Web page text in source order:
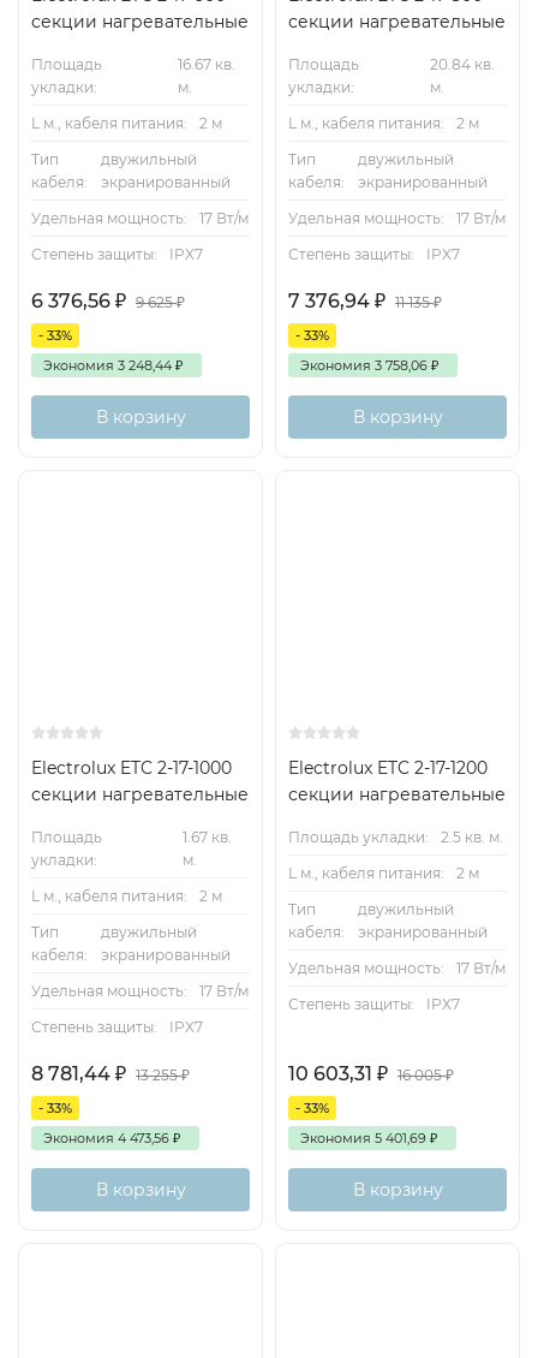
секции нагревательные
Площадь
укладки:
16.67 кв.
м.
L м., кабеля питания:
2 м
Тип
кабеля:
двужильный
экранированный
Удельная мощность:
17 Вт/м
Степень защиты:
IPX7
6 376,56 ₽ 9 625₽
- 33%
Экономия 3 248,44 ₽
В корзину
секции нагревательные
Площадь
укладки:
20.84 кв.
м.
L м., кабеля питания:
2 м
Тип
кабеля:
двужильный
экранированный
Удельная мощность:
17 Вт/м
Степень защиты:
IPX7
7 376,94 ₽ 11 135₽
- 33%
Экономия 3 758,06 ₽
В корзину
Electrolux ETC 2-17-1000
секции нагревательные
Площадь
укладки:
1.67 кв.
м.
L м., кабеля питания:
2 м
Тип
кабеля:
двужильный
экранированный
Удельная мощность:
17 Вт/м
Степень защиты:
IPX7
8 781,44 ₽ 13 255₽
- 33%
Экономия 4 473,56 ₽
В корзину
Electrolux ETC 2-17-1200
секции нагревательные
Площадь укладки:
2.5 кв. м.
L м., кабеля питания:
2 м
Тип
кабеля:
двужильный
экранированный
Удельная мощность:
17 Вт/м
Степень защиты:
IPX7
10 603,31 ₽ 16 005₽
- 33%
Экономия 5 401,69 ₽
В корзину